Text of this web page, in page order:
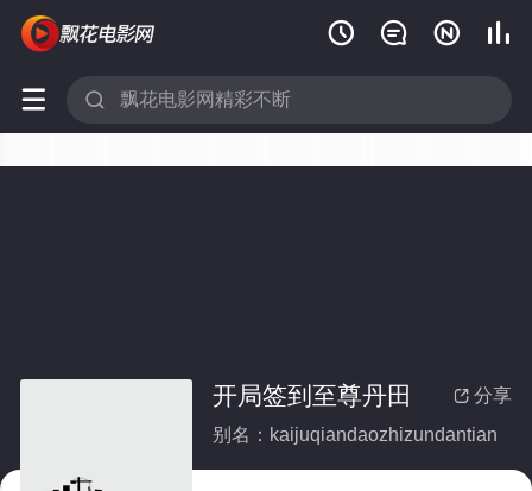
   
 
 分享
开局签到至尊丹田
别名：kaijuqiandaozhizundantian